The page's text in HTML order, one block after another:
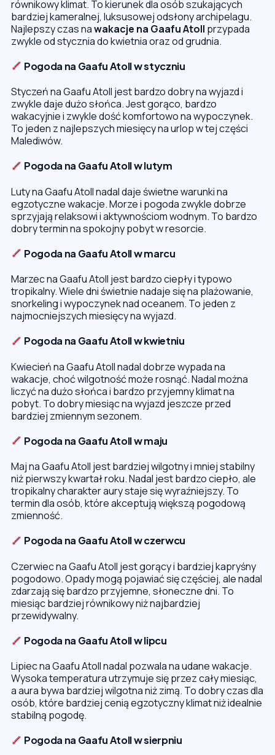
równikowy klimat. To kierunek dla osób szukających
bardziej kameralnej, luksusowej odsłony archipelagu.
Najlepszy czas nawakacje na Gaafu Atoll przypada
zwykle od stycznia do kwietnia oraz od grudnia.
Pogoda na Gaafu Atoll w styczniu
Styczeń na Gaafu Atoll jest bardzo dobry na wyjazd i
zwykle daje dużo słońca. Jest gorąco, bardzo
wakacyjnie i zwykle dość komfortowo na wypoczynek.
To jeden z najlepszych miesięcy na urlop w tej części
Malediwów.
Pogoda na Gaafu Atoll w lutym
Luty na Gaafu Atoll nadal daje świetne warunki na
egzotyczne wakacje. Morze i pogoda zwykle dobrze
sprzyjają relaksowi i aktywnościom wodnym. To bardzo
dobry termin na spokojny pobyt w resorcie.
Pogoda na Gaafu Atoll w marcu
Marzec na Gaafu Atoll jest bardzo ciepły i typowo
tropikalny. Wiele dni świetnie nadaje się na plażowanie,
snorkeling i wypoczynek nad oceanem. To jeden z
najmocniejszych miesięcy na wyjazd.
Pogoda na Gaafu Atoll w kwietniu
Kwiecień na Gaafu Atoll nadal dobrze wypada na
wakacje, choć wilgotność może rosnąć. Nadal można
liczyć na dużo słońca i bardzo przyjemny klimat na
pobyt. To dobry miesiąc na wyjazd jeszcze przed
bardziej zmiennym sezonem.
Pogoda na Gaafu Atoll w maju
Maj na Gaafu Atoll jest bardziej wilgotny i mniej stabilny
niż pierwszy kwartał roku. Nadal jest bardzo ciepło, ale
tropikalny charakter aury staje się wyraźniejszy. To
termin dla osób, które akceptują większą pogodową
zmienność.
Pogoda na Gaafu Atoll w czerwcu
Czerwiec na Gaafu Atoll jest gorący i bardziej kapryśny
pogodowo. Opady mogą pojawiać się częściej, ale nadal
zdarzają się bardzo przyjemne, słoneczne dni. To
miesiąc bardziej równikowy niż najbardziej
przewidywalny.
Pogoda na Gaafu Atoll w lipcu
Lipiec na Gaafu Atoll nadal pozwala na udane wakacje.
Wysoka temperatura utrzymuje się przez cały miesiąc,
a aura bywa bardziej wilgotna niż zimą. To dobry czas dla
osób, które bardziej cenią egzotyczny klimat niż idealnie
stabilną pogodę.
Pogoda na Gaafu Atoll w sierpniu